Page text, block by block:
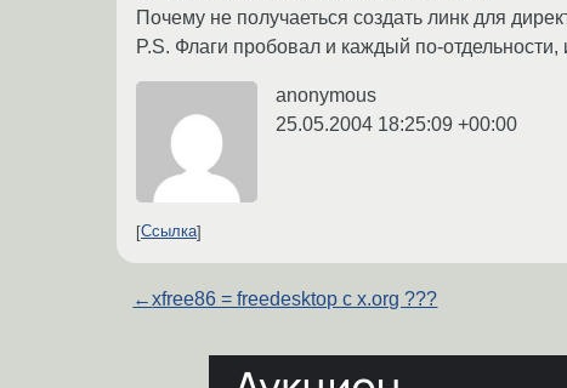
Почему не получаеться создать линк для
P.S. Флаги пробовал и каждый по-
anonymous
25.05.2004 18:25:09 +00:00
Ссылка
←xfree86 = freedesktop c x.org ???